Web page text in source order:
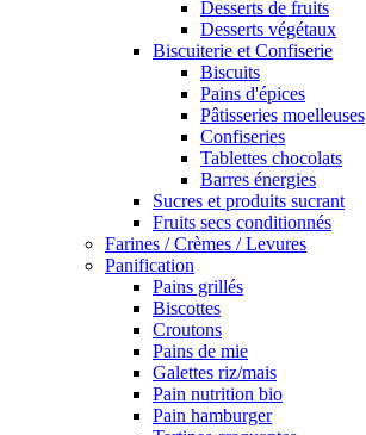
Desserts de fruits
Desserts végétaux
Biscuiterie et Confiserie
Biscuits
Pains d'épices
Pâtisseries moelleuses
Confiseries
Tablettes chocolats
Barres énergies
Sucres et produits sucrant
Fruits secs conditionnés
Farines / Crèmes / Levures
Panification
Pains grillés
Biscottes
Croutons
Pains de mie
Galettes riz/mais
Pain nutrition bio
Pain hamburger